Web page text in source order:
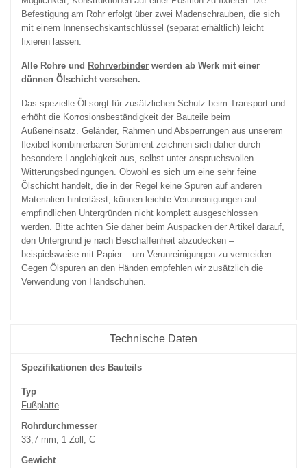
Befestigung am Rohr erfolgt über zwei Madenschrauben, die sich
mit einem Innensechskantschlüssel (separat erhältlich) leicht
fixieren lassen.
Alle Rohre und Rohrverbinder werden ab Werk mit einer
dünnen Ölschicht versehen.
Das spezielle Öl sorgt für zusätzlichen Schutz beim Transport und
erhöht die Korrosionsbeständigkeit der Bauteile beim
Außeneinsatz. Geländer, Rahmen und Absperrungen aus unserem
flexibel kombinierbaren Sortiment zeichnen sich daher durch
besondere Langlebigkeit aus, selbst unter anspruchsvollen
Witterungsbedingungen. Obwohl es sich um eine sehr feine
Ölschicht handelt, die in der Regel keine Spuren auf anderen
Materialien hinterlässt, können leichte Verunreinigungen auf
empfindlichen Untergründen nicht komplett ausgeschlossen
werden. Bitte achten Sie daher beim Auspacken der Artikel darauf,
den Untergrund je nach Beschaffenheit abzudecken –
beispielsweise mit Papier – um Verunreinigungen zu vermeiden.
Gegen Ölspuren an den Händen empfehlen wir zusätzlich die
Verwendung von Handschuhen.
Technische Daten
Spezifikationen des Bauteils
Typ
Fußplatte
Rohrdurchmesser
33,7 mm, 1 Zoll, C
Gewicht